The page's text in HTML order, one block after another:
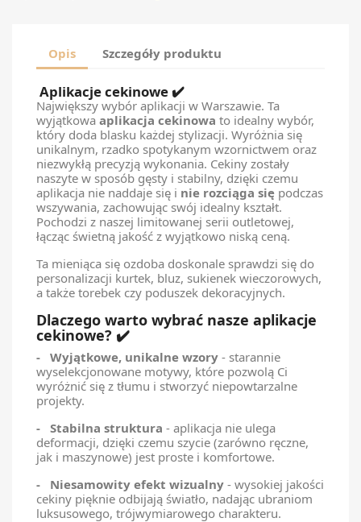
Opis Szczegóły produktu
Aplikacje cekinowe✔️
Największy wybór aplikacji w Warszawie. Ta
wyjątkowa aplikacja cekinowa to idealny wybór,
który doda blasku każdej stylizacji. Wyróżnia się
unikalnym, rzadko spotykanym wzornictwem oraz
niezwykłą precyzją wykonania. Cekiny zostały
naszyte w sposób gęsty i stabilny, dzięki czemu
aplikacja nie naddaje się i nie rozciąga się podczas
wszywania, zachowując swój idealny kształt.
Pochodzi z naszej limitowanej serii outletowej,
łącząc świetną jakość z wyjątkowo niską ceną.
Ta mieniąca się ozdoba doskonale sprawdzi się do
personalizacji kurtek, bluz, sukienek wieczorowych,
a także torebek czy poduszek dekoracyjnych.
Dlaczego warto wybrać nasze aplikacje
cekinowe? ✔️
- Wyjątkowe, unikalne wzory - starannie
wyselekcjonowane motywy, które pozwolą Ci
wyróżnić się z tłumu i stworzyć niepowtarzalne
projekty.
- Stabilna struktura - aplikacja nie ulega
deformacji, dzięki czemu szycie (zarówno ręczne,
jak i maszynowe) jest proste i komfortowe.
- Niesamowity efekt wizualny - wysokiej jakości
cekiny pięknie odbijają światło, nadając ubraniom
luksusowego, trójwymiarowego charakteru.